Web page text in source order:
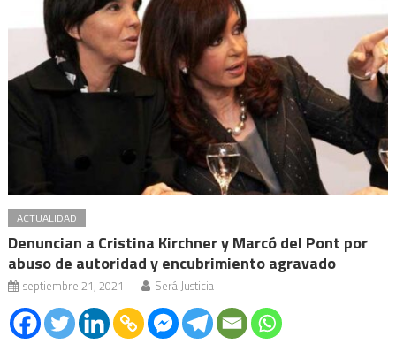
ACTUALIDAD
Denuncian a Cristina Kirchner y Marcó del Pont por
abuso de autoridad y encubrimiento agravado
septiembre 21, 2021 Será Justicia